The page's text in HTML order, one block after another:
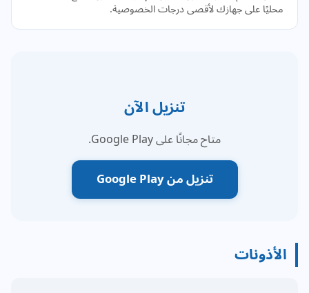
محليًا على جهازك لأقصى درجات الخصوصية.
تنزيل الآن
متاح مجانًا على Google Play.
تنزيل من Google Play
الأذونات